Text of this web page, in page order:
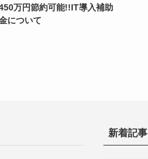
万円節約可能!!IT導入補助
について
新着記事